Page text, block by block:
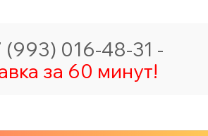
(993) 016-48-31 -
за 60 минут!